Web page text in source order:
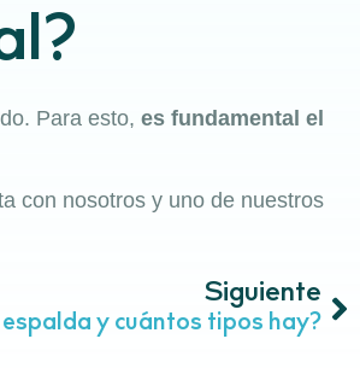
Para esto, es fundamental el
con nosotros y uno de nuestros
Siguiente
y cuántos tipos hay?